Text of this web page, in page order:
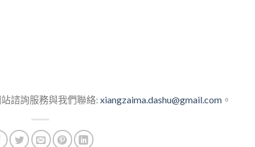
諮詢服務與我們聯絡: xiangzaima.dashu@gmail.com 。